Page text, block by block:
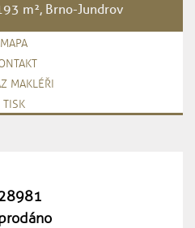
m², Brno-Jundrov
MAPA
MAKLÉŘI
TISK